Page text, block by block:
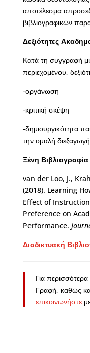
αποτέλεσμα
βιβλιογραφικών
Δεξιότητες
Κατά τη συγγραφή
περιεχομένου,
-οργάνωση
-κριτική σκέψη
-δημιουργικότητα
την ομαλή
Ξένη Βιβλιογραφία
van der Loo, J.,
(2018). Learning
Effect of
Preference on
Performance.
Διαδικτυακή
Για
Γραφή, καθώς
επικοινωνήστε